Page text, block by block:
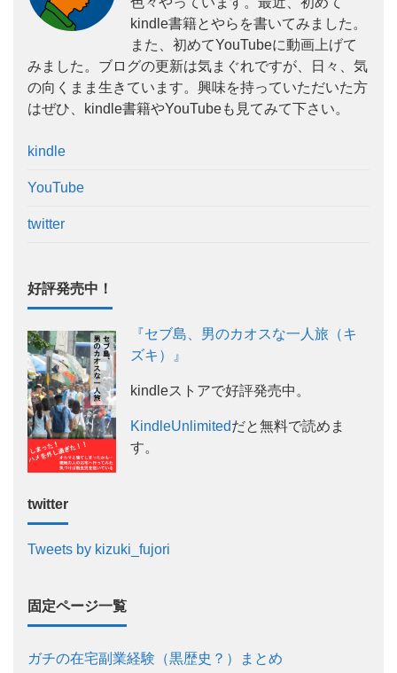
kindle書籍とやらを書いてみました。
また、初めてYouTubeに動画上げて
みました。ブログの更新は気まぐれですが、日々、気
の向くまま生きています。興味を持っていただいた方
はぜひ、kindle書籍やYouTubeも見てみて下さい。
kindle
YouTube
twitter
好評発売中！
『セブ島、男のカオスな一人旅（キ
ズキ）』
kindleストアで好評発売中。
KindleUnlimitedだと無料で読めま
す。
twitter
Tweets by kizuki_fujori
固定ページ一覧
ガチの在宅副業経験（黒歴史？）まとめ